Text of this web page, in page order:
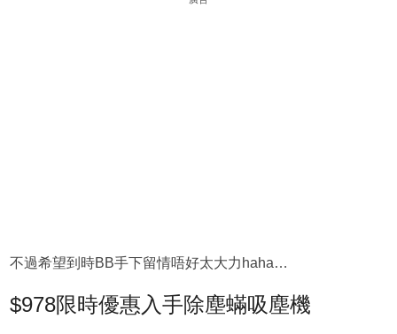
不過希望到時BB手下留情唔好太大力haha…
$978限時優惠入手除塵蟎吸塵機